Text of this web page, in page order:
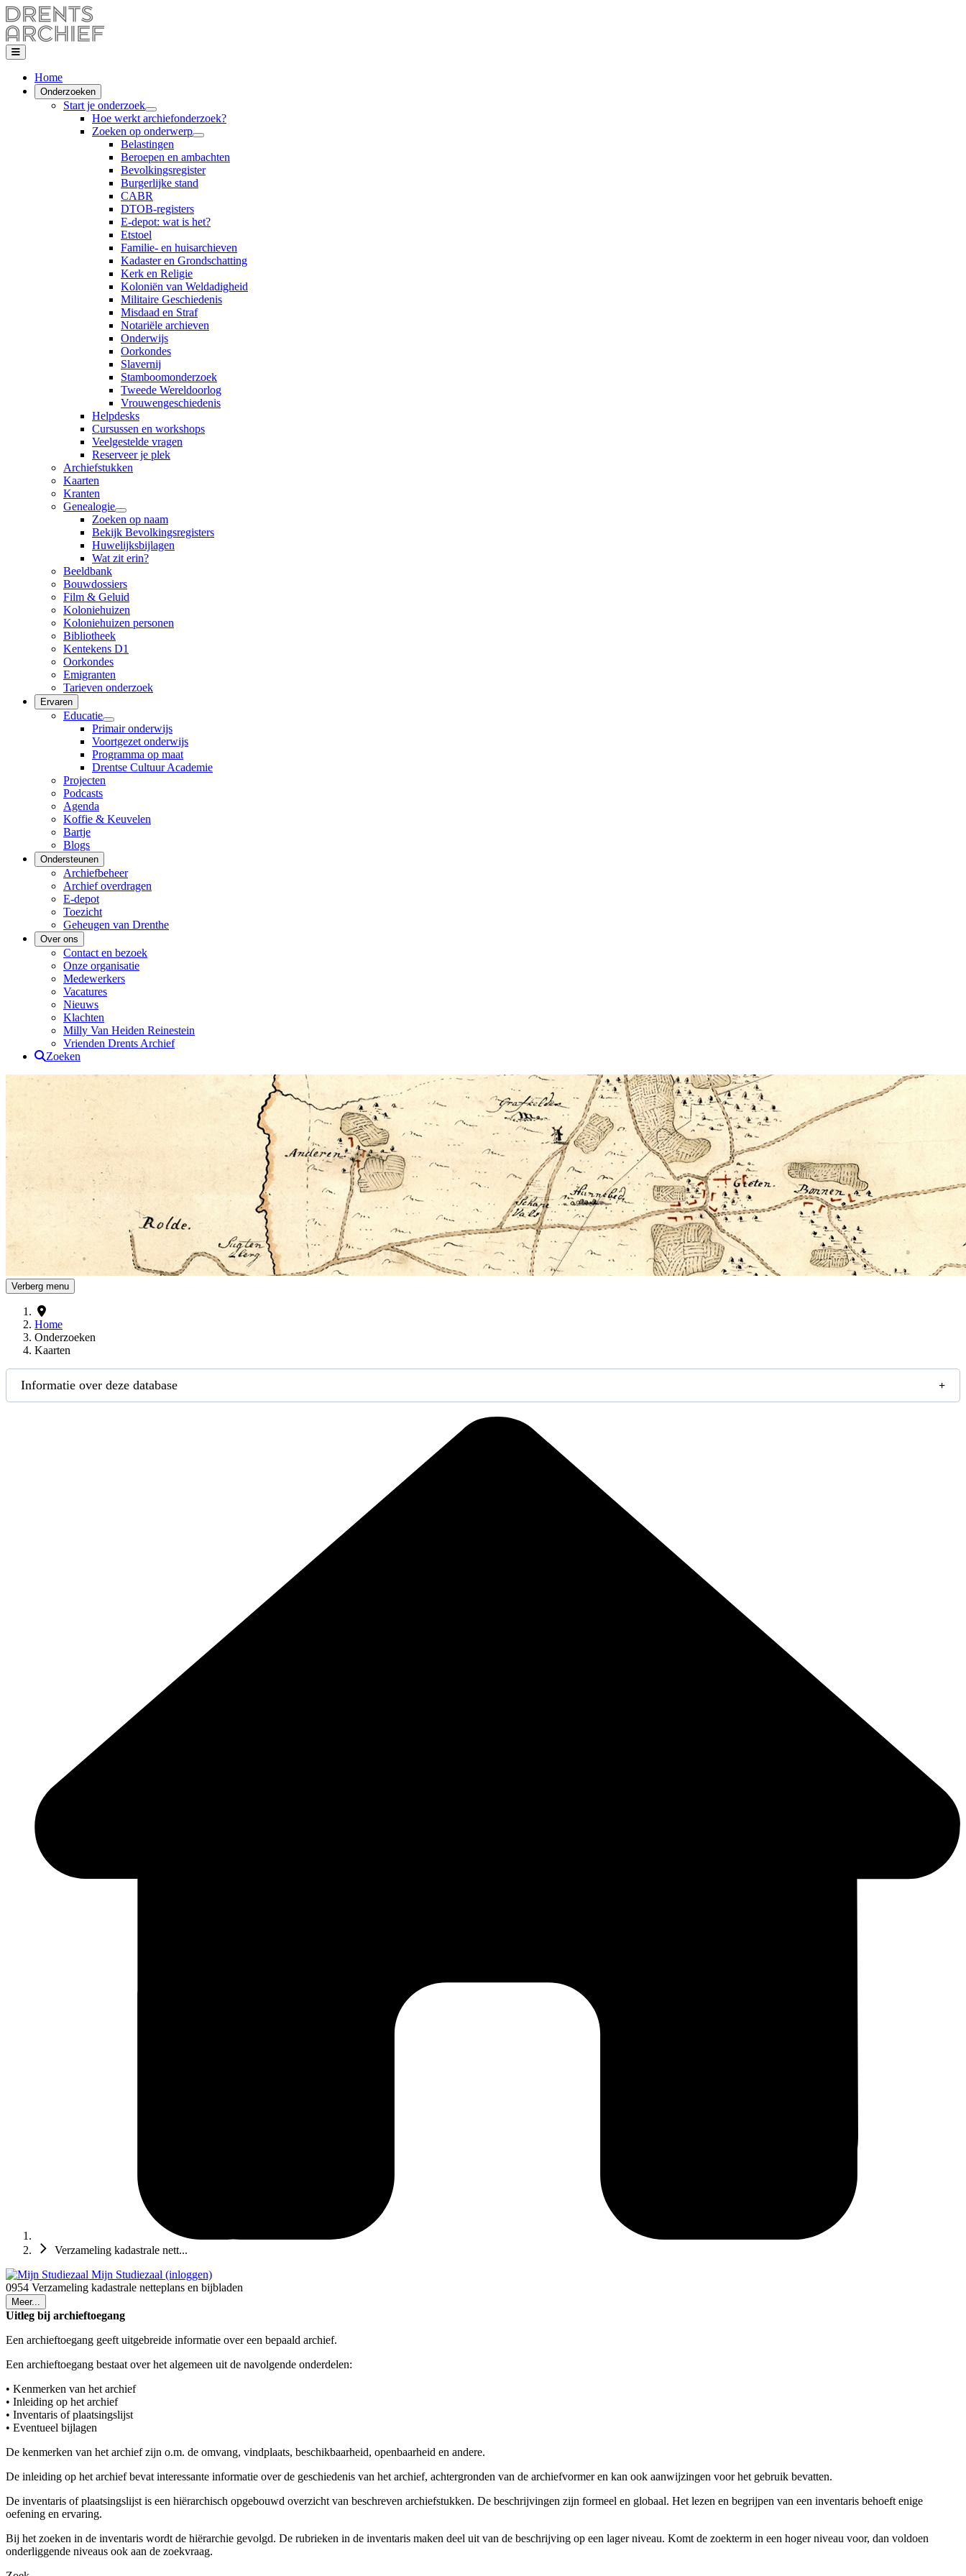
Home
Onderzoeken
Start je onderzoek
Hoe werkt archiefonderzoek?
Zoeken op onderwerp
Belastingen
Beroepen en ambachten
Bevolkingsregister
Burgerlijke stand
CABR
DTOB-registers
E-depot: wat is het?
Etstoel
Familie- en huisarchieven
Kadaster en Grondschatting
Kerk en Religie
Koloniën van Weldadigheid
Militaire Geschiedenis
Misdaad en Straf
Notariële archieven
Onderwijs
Oorkondes
Slavernij
Stamboomonderzoek
Tweede Wereldoorlog
Vrouwengeschiedenis
Helpdesks
Cursussen en workshops
Veelgestelde vragen
Reserveer je plek
Archiefstukken
Kaarten
Kranten
Genealogie
Zoeken op naam
Bekijk Bevolkingsregisters
Huwelijksbijlagen
Wat zit erin?
Beeldbank
Bouwdossiers
Film & Geluid
Koloniehuizen
Koloniehuizen personen
Bibliotheek
Kentekens D1
Oorkondes
Emigranten
Tarieven onderzoek
Ervaren
Educatie
Primair onderwijs
Voortgezet onderwijs
Programma op maat
Drentse Cultuur Academie
Projecten
Podcasts
Agenda
Koffie & Keuvelen
Bartje
Blogs
Ondersteunen
Archiefbeheer
Archief overdragen
E-depot
Toezicht
Geheugen van Drenthe
Over ons
Contact en bezoek
Onze organisatie
Medewerkers
Vacatures
Nieuws
Klachten
Milly Van Heiden Reinestein
Vrienden Drents Archief
Zoeken
Drents Archief
Verberg menu
Home
Onderzoeken
Kaarten
Informatie over deze database
Verzameling kadastrale nett...
Mijn Studiezaal (inloggen)
0954 Verzameling kadastrale netteplans en bijbladen
Meer...
Uitleg bij archieftoegang
Een archieftoegang geeft uitgebreide informatie over een bepaald archief.
Een archieftoegang bestaat over het algemeen uit de navolgende onderdelen:
• Kenmerken van het archief
• Inleiding op het archief
• Inventaris of plaatsingslijst
• Eventueel bijlagen
De kenmerken van het archief zijn o.m. de omvang, vindplaats, beschikbaarheid, openbaarheid en andere.
De inleiding op het archief bevat interessante informatie over de geschiedenis van het archief, achtergronden van de archiefvormer en kan ook aanwijzingen voor het gebruik bevatten.
De inventaris of plaatsingslijst is een hiërarchisch opgebouwd overzicht van beschreven archiefstukken. De beschrijvingen zijn formeel en globaal. Het lezen en begrijpen van een inventaris behoeft enige
oefening en ervaring.
Bij het zoeken in de inventaris wordt de hiërarchie gevolgd. De rubrieken in de inventaris maken deel uit van de beschrijving op een lager niveau. Komt de zoekterm in een hoger niveau voor, dan voldoen
onderliggende niveaus ook aan de zoekvraag.